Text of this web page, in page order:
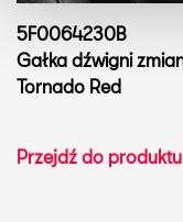
5F0064230B
Gałka dźwigni
Tornado Red
Przejdź do produktu